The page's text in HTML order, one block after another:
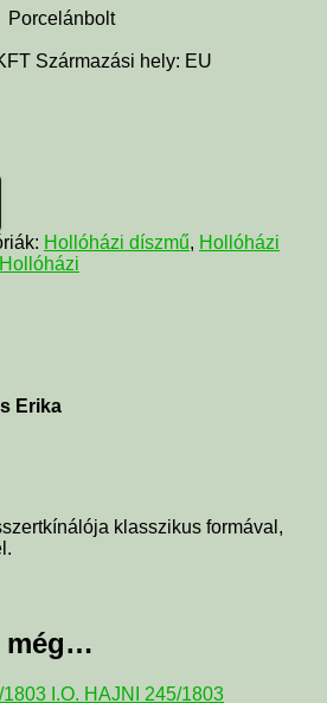
Porcelánbolt
Származási hely: EU
Hollóházi díszmű, Hollóházi
Hollóházi
Erika
klasszikus formával,
még…